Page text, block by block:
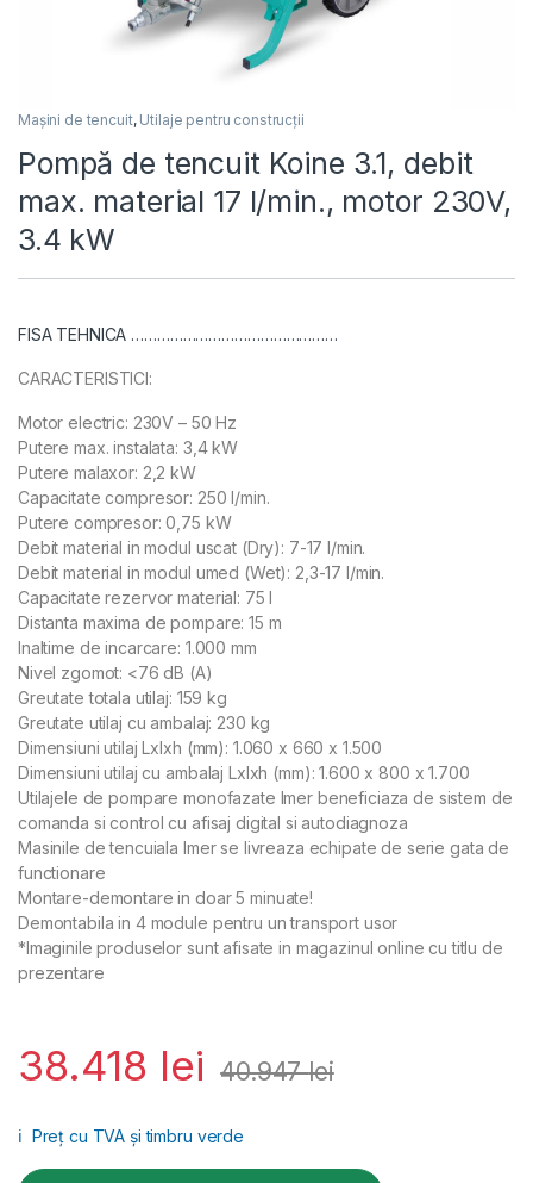
Mașini de tencuit, Utilaje pentru construcții
Pompă de tencuit Koine 3.1, debit
max. material 17 l/min., motor 230V,
3.4 kW
FISA TEHNICA …………………………………………
CARACTERISTICI:
Motor electric: 230V – 50 Hz
Putere max. instalata: 3,4 kW
Putere malaxor: 2,2 kW
Capacitate compresor: 250 l/min.
Putere compresor: 0,75 kW
Debit material in modul uscat (Dry): 7-17 l/min.
Debit material in modul umed (Wet): 2,3-17 l/min.
Capacitate rezervor material: 75 l
Distanta maxima de pompare: 15 m
Inaltime de incarcare: 1.000 mm
Nivel zgomot: <76 dB (A)
Greutate totala utilaj: 159 kg
Greutate utilaj cu ambalaj: 230 kg
Dimensiuni utilaj Lxlxh (mm): 1.060 x 660 x 1.500
Dimensiuni utilaj cu ambalaj Lxlxh (mm): 1.600 x 800 x 1.700
Utilajele de pompare monofazate Imer beneficiaza de sistem de
comanda si control cu afisaj digital si autodiagnoza
Masinile de tencuiala Imer se livreaza echipate de serie gata de
functionare
Montare-demontare in doar 5 minuate!
Demontabila in 4 module pentru un transport usor
*Imaginile produselor sunt afisate in magazinul online cu titlu de
prezentare
38.418 lei 40.947lei
ℹ️ Preț cu TVA și timbru verde